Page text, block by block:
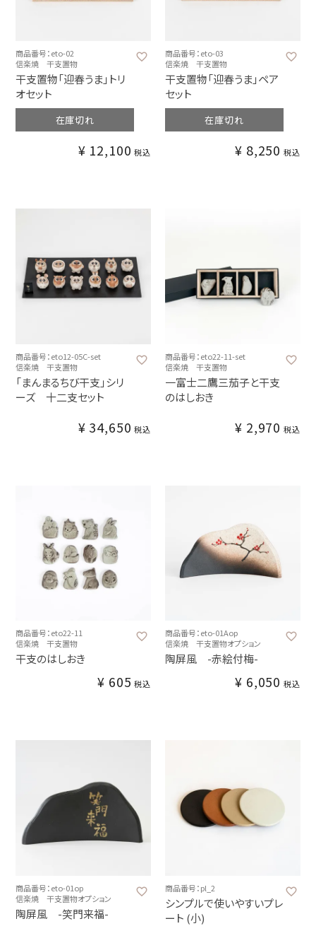
商品番号：eto-02
信楽焼 干支置物
干支置物「迎春うま」トリ
オセット
在庫切れ
¥ 12,100 税込
商品番号：eto-03
信楽焼 干支置物
干支置物「迎春うま」ペア
セット
在庫切れ
¥ 8,250 税込
商品番号：eto12-05C-set
信楽焼 干支置物
「まんまるちび干支」シリ
ーズ 十二支セット
¥ 34,650 税込
商品番号：eto22-11-set
信楽焼 干支置物
一富士二鷹三茄子と干支
のはしおき
¥ 2,970 税込
商品番号：eto22-11
信楽焼 干支置物
干支のはしおき
¥ 605 税込
商品番号：eto-01Aop
信楽焼 干支置物オプション
陶屏風 -赤絵付梅-
¥ 6,050 税込
商品番号：eto-01op
信楽焼 干支置物オプション
陶屏風 -笑門来福-
商品番号：pl_2
シンプルで使いやすいプレ
ート (小)